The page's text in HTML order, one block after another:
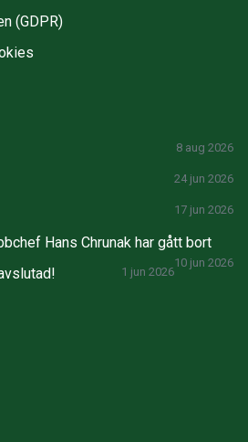
(GDPR)
8 aug 2026
24 jun 2026
17 jun 2026
Hans Chrunak har gått bort
10 jun 2026
1 jun 2026